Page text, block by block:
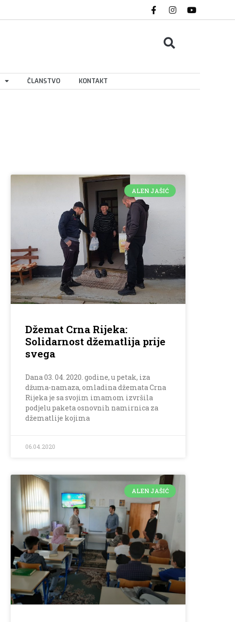
ČLANSTVO KONTAKT
ALEN JAŠIĆ
Džemat Crna Rijeka:
Solidarnost džematlija prije
svega
Dana 03. 04. 2020. godine, u petak, iza
džuma-namaza, omladina džemata Crna
Rijeka je sa svojim imamom izvršila
podjelu paketa osnovnih namirnica za
džematlije kojima
06.04.2020
ALEN JAŠIĆ